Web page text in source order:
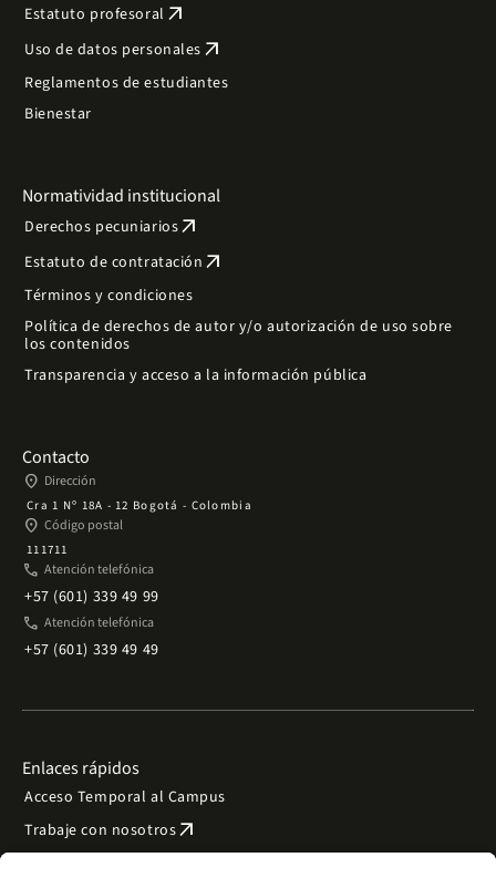
Estatuto profesoral arrow_outward
Uso de datos personales arrow_outward
Reglamentos de estudiantes
Bienestar
Normatividad institucional
Derechos pecuniariosarrow_outward
Estatuto de contratación arrow_outward
Términos y condiciones
Política de derechos de autor y/o autorización de uso sobre
los contenidos
Transparencia y acceso a la información pública
Contacto
place Dirección
Cra 1 Nº 18A - 12 Bogotá - Colombia
place Código postal
111711
phone Atención telefónica
+57 (601) 339 49 99
phone Atención telefónica
+57 (601) 339 49 49
Enlaces rápidos
Acceso Temporal al Campus
Trabaje con nosotrosarrow_outward